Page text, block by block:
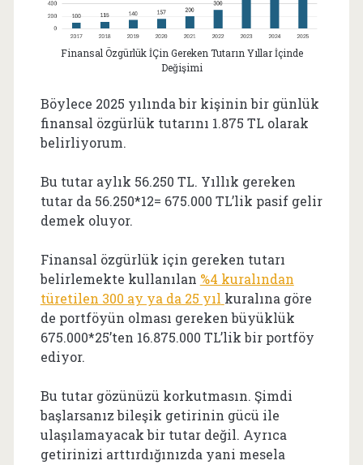
Finansal Özgürlük İÇin Gereken Tutarın Yıllar İçinde
Değişimi
Böylece 2025 yılında bir kişinin bir günlük
finansal özgürlük tutarını 1.875 TL olarak
belirliyorum.
Bu tutar aylık 56.250 TL. Yıllık gereken
tutar da 56.250*12= 675.000 TL’lik pasif gelir
demek oluyor.
Finansal özgürlük için gereken tutarı
belirlemekte kullanılan %4 kuralından
türetilen 300 ay ya da 25 yıl kuralına göre
de portföyün olması gereken büyüklük
675.000*25’ten 16.875.000 TL’lik bir portföy
ediyor.
Bu tutar gözünüzü korkutmasın. Şimdi
başlarsanız bileşik getirinin gücü ile
ulaşılamayacak bir tutar değil. Ayrıca
getirinizi arttırdığınızda yani mesela